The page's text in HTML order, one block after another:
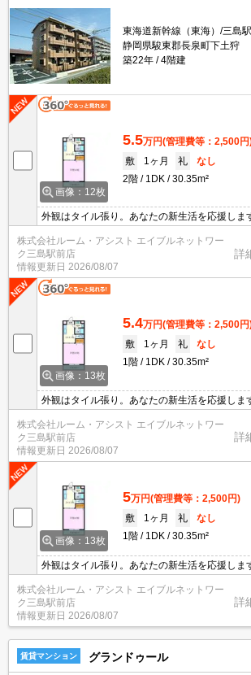
東海道新幹線（東海）/三島
静岡県駿東郡長泉町下土狩
築22年
4階建
画像：12枚
5.5万円(管理費等：2,500円
敷
1ヶ月 礼
なし
2階
1DK 30.35m²
外観はタイル張り。あなたの新生活を応援しま
株式会社ルーム・アシスト エイブルネットワー
ク三島駅前店
情報更新日 2026/08/07
詳
画像：13枚
5.4万円(管理費等：2,500円
敷
1ヶ月 礼
なし
1階
1DK 30.35m²
外観はタイル張り。あなたの新生活を応援しま
株式会社ルーム・アシスト エイブルネットワー
ク三島駅前店
情報更新日 2026/08/07
詳
画像：13枚
5万円(管理費等：2,500円)
敷
1ヶ月 礼
なし
1階
1DK 30.35m²
外観はタイル張り。あなたの新生活を応援しま
株式会社ルーム・アシスト エイブルネットワー
ク三島駅前店
情報更新日 2026/08/07
詳
賃貸マンション グランドゥール